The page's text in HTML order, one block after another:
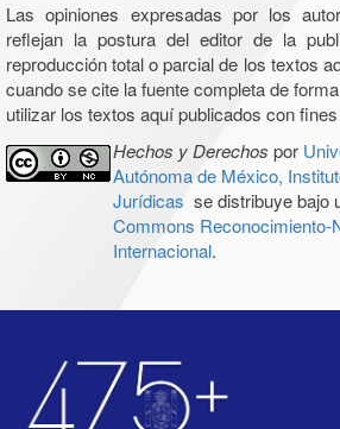
Las opiniones expresadas por los
reflejan la postura del editor de la
reproducción total o parcial de los textos
cuando se cite la fuente completa de
utilizar los textos aquí publicados con
Hechos y Derechos por
Autónoma de México,
Jurídicas se distribuye bajo
Commons Reconocimiento-
Internacional.